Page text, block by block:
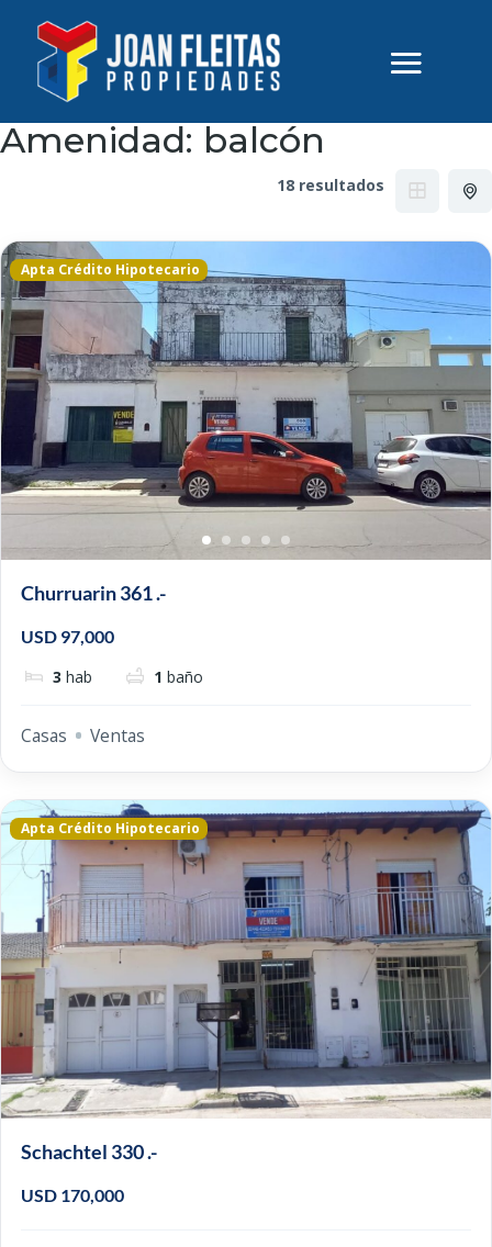
Amenidad: balcón
18 resultados
Apta Crédito Hipotecario
Churruarin 361 .-
USD 97,000
3 hab 1 baño
Casas Ventas
Apta Crédito Hipotecario
Schachtel 330 .-
USD 170,000